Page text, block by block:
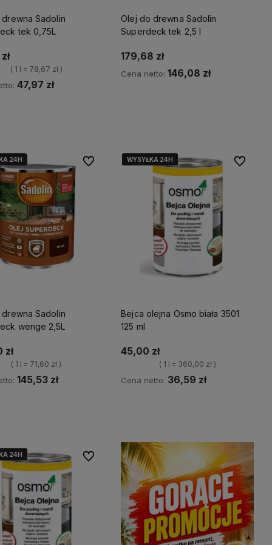
Sadolin
tek 0,75L
( 1 l = 78,67 zł )
47,97 zł
Olej do drewna Sadolin
Superdeck tek 2,5 l
179,68 zł
Cena netto:146,08 zł
24H
Sadolin
wenge 2,5L
zł
( 1 l = 71,60 zł )
145,53 zł
Do ulubionychWYSYŁKA 24H
WYSYŁKA 24H
WYSYŁKA 24H
WYSYŁKA 24H
Bejca olejna Osmo biała 3501
125 ml
45,00 zł
( 1 l = 360,00 zł )
Cena netto: 36,59 zł
Do
24H
24H
24H
24H Do ulubionych